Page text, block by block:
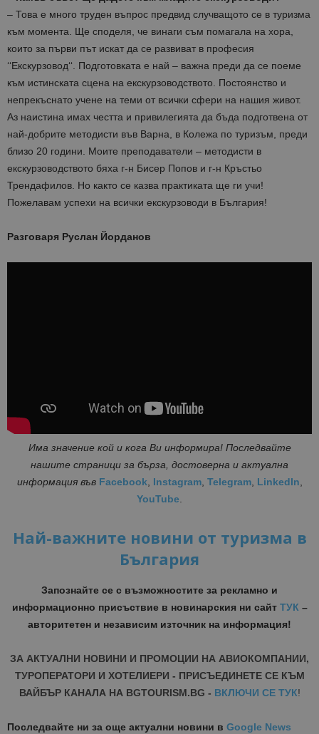
– Това е много труден въпрос предвид случващото се в туризма
към момента. Ще споделя, че винаги съм помагала на хора,
които за първи път искат да се развиват в професия
‘‘Екскурзовод‘‘. Подготовката е най – важна преди да се поеме
към истинската сцена на екскурзоводството. Постоянство и
непрекъснато учене на теми от всички сфери на нашия живот.
Аз наистина имах честта и привилегията да бъда подготвена от
най-добрите методисти във Варна, в Колежа по туризъм, преди
близо 20 години. Моите преподаватели – методисти в
екскурзоводството бяха г-н Бисер Попов и г-н Кръстьо
Трендафилов. Но както се казва практиката ще ги учи!
Пожелавам успехи на всички екскурзоводи в България!
Разговаря Руслан Йорданов
Има значение кой и кога Ви информира! Последвайте
нашите страници за бърза, достоверна и актуална
информация във Facebook Instagram, Telegram, LinkedIn
YouTube
Най-важните новини от туризма в
България
Запознайте се с възможностите за рекламно и
информационно присъствие в новинарския ни сайт ТУК –
авторитетен и независим източник на информация!
ЗА АКТУАЛНИ НОВИНИ И ПРОМОЦИИ НА АВИОКОМПАНИИ,
ТУРОПЕРАТОРИ И ХОТЕЛИЕРИ - ПРИСЪЕДИНЕТЕ СЕ КЪМ
ВАЙБЪР КАНАЛА НА BGTOURISM.BG - ВКЛЮЧИ СЕ ТУК!
Последвайте ни за още актуални новини в Google News